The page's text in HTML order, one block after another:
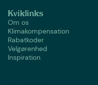
Kviklinks
Om os
Klimakompensation
Rabatkoder
Velgørenhed
Inspiration